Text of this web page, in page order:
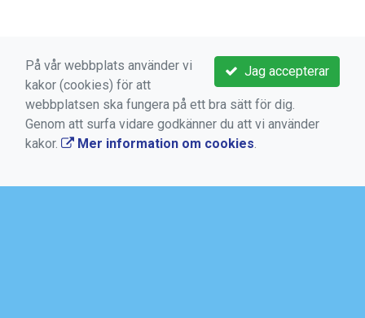
VIKTIGA LÄNKAR
Kontakta oss
Jag accepterar
På vår webbplats använder vi
kakor (cookies) för att
webbplatsen ska fungera på ett bra sätt för dig.
Genom att surfa vidare godkänner du att vi använder
kakor.
Mer information om cookies.